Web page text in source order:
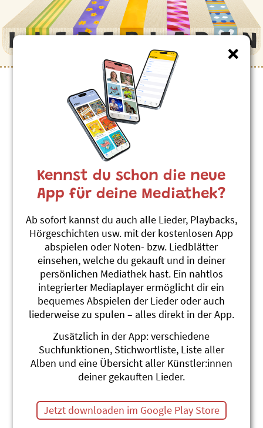
Fotzuschnitte
Simu Fankhauser
als "chäsigi Fotzuschnitte". Pina gibt am Pumpi
zurück:" Du bisch es grüens Ärbsli mit Gaggi druffe."
Kennst du schon die neue
App für deine Mediathek?
Ab sofort kannst du auch alle Lieder, Playbacks,
Hörgeschichten usw. mit der kostenlosen App
abspielen oder Noten- bzw. Liedblätter
einsehen, welche du gekauft und in deiner
persönlichen Mediathek hast. Ein nahtlos
integrierter Mediaplayer ermöglicht dir ein
bequemes Abspielen der Lieder oder auch
liederweise zu spulen – alles direkt in der App.
Zusätzlich in der App: verschiedene
Suchfunktionen, Stichwortliste, Liste aller
Alben und eine Übersicht aller Künstler:innen
deiner gekauften Lieder.
Jetzt downloaden im Google Play Store